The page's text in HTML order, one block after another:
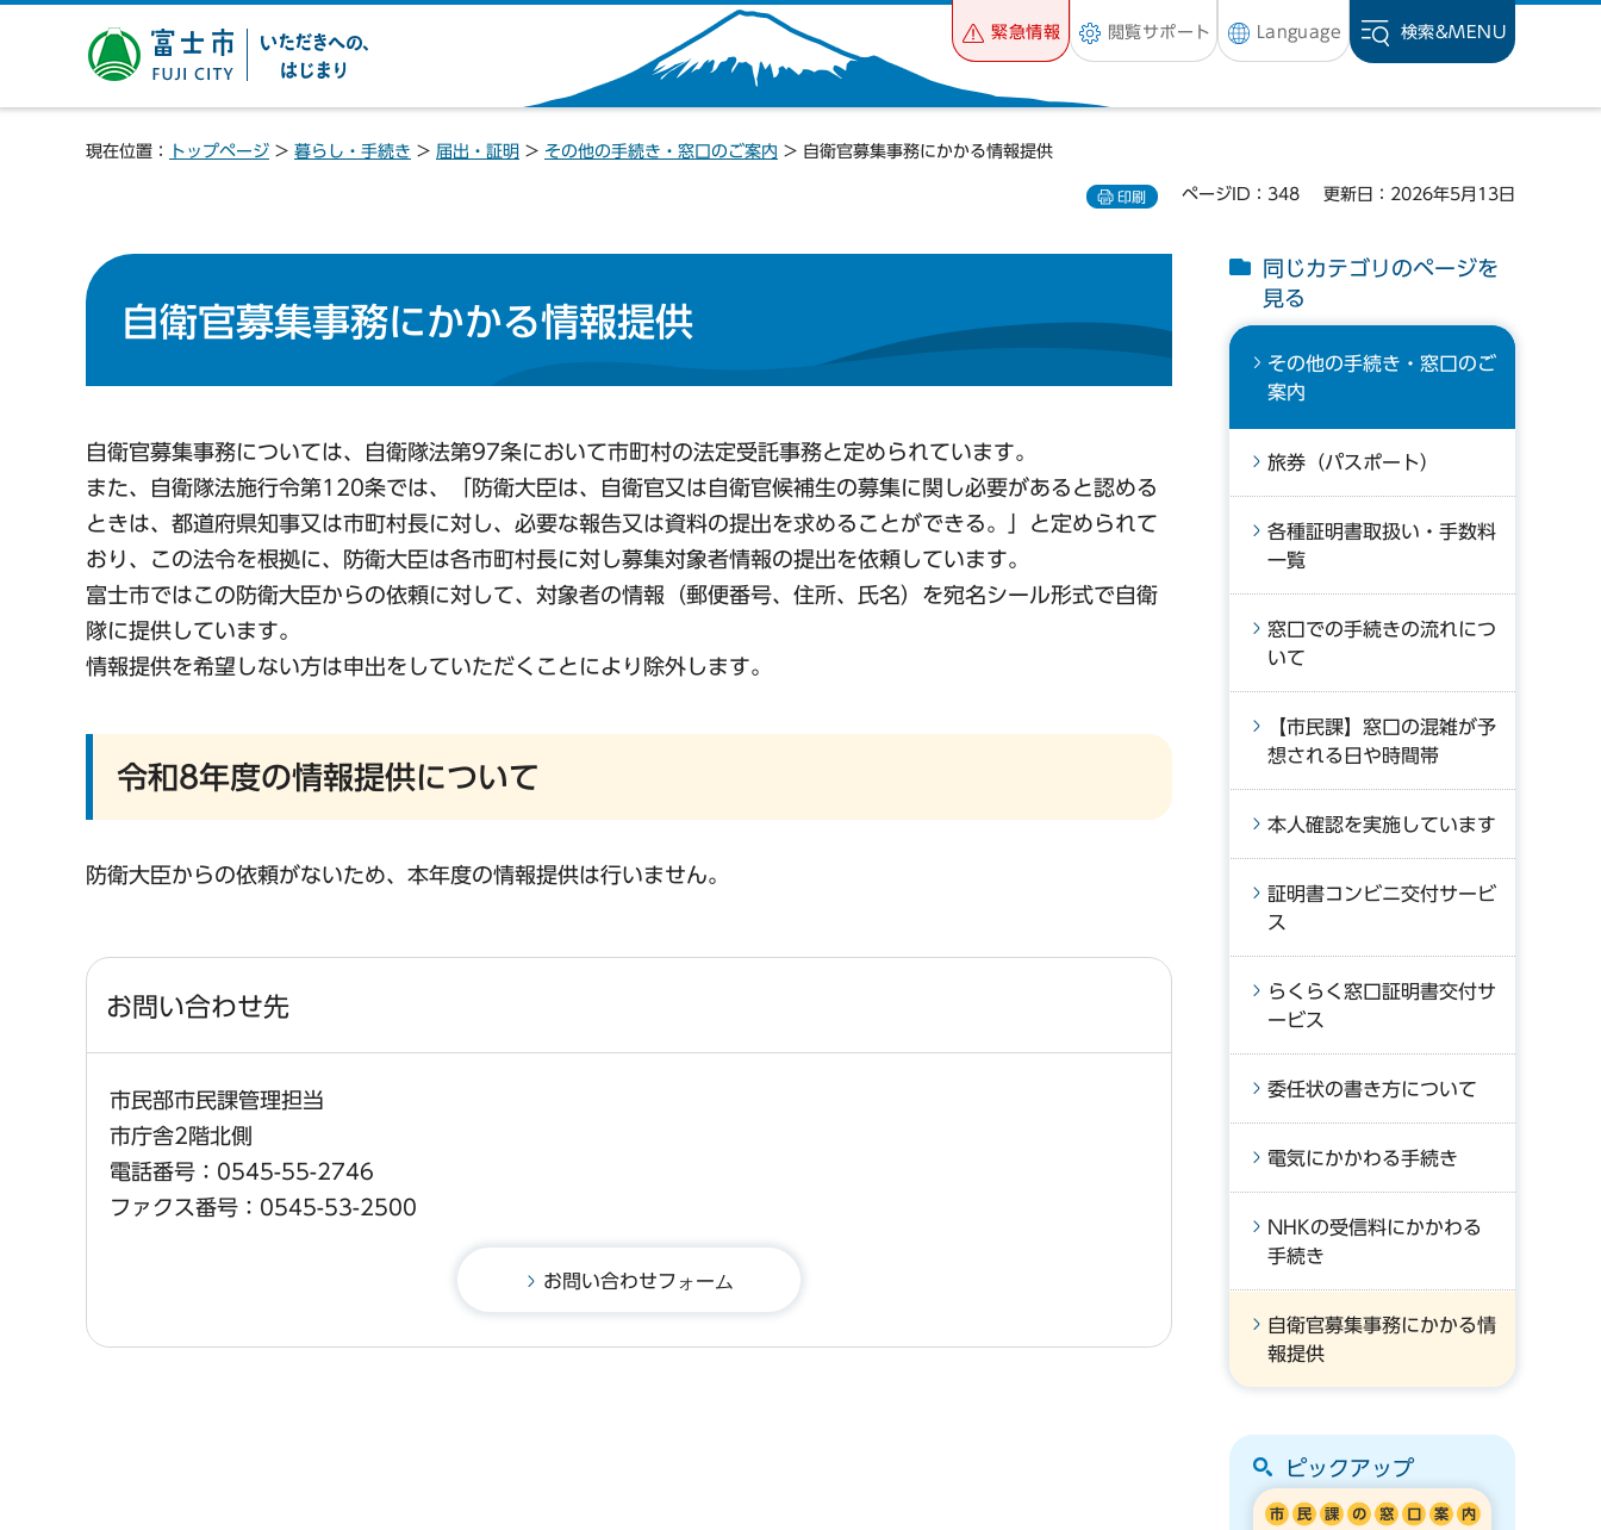
富士市 いただきへの、は
じまり
緊急情報 閲覧サポート Language 検索&MENU
現在位置： トップページ > 暮らし・手続き > 届出・証明 > その他の手続き・窓口のご案内 > 自衛官募集事務にかかる情報提供
印刷 ページID：348 更新日：2026年5月13日
自衛官募集事務にかかる情報提供
自衛官募集事務については、自衛隊法第97条において市町村の法定受託事務と定められています。
また、自衛隊法施行令第120条では、「防衛大臣は、自衛官又は自衛官候補生の募集に関し必要があると認める
ときは、都道府県知事又は市町村長に対し、必要な報告又は資料の提出を求めることができる。」と定められて
おり、この法令を根拠に、防衛大臣は各市町村長に対し募集対象者情報の提出を依頼しています。
富士市ではこの防衛大臣からの依頼に対して、対象者の情報（郵便番号、住所、氏名）を宛名シール形式で自衛
隊に提供しています。
情報提供を希望しない方は申出をしていただくことにより除外します。
令和8年度の情報提供について
防衛大臣からの依頼がないため、本年度の情報提供は行いません。
お問い合わせ先
市民部市民課管理担当
市庁舎2階北側
電話番号：0545-55-2746
ファクス番号：0545-53-2500
同じカテゴリのページを
見る
その他の手続き・窓口のご
案内
旅券（パスポート）
各種証明書取扱い・手数料
一覧
窓口での手続きの流れにつ
いて
【市民課】窓口の混雑が予
想される日や時間帯
本人確認を実施しています
証明書コンビニ交付サービ
ス
らくらく窓口証明書交付サ
ービス
委任状の書き方について
電気にかかわる手続き
NHKの受信料にかかわる
手続き
自衛官募集事務にかかる情
報提供
ピックアップ